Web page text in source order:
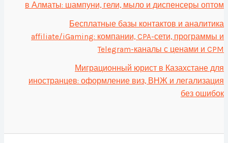
в Алматы: шампуни, гели, мыло и диспенсеры оптом
Бесплатные базы контактов и аналитика
affiliate/iGaming: компании, CPA-сети, программы и
Telegram-каналы с ценами и CPM
Миграционный юрист в Казахстане для
иностранцев: оформление виз, ВНЖ и легализация
без ошибок